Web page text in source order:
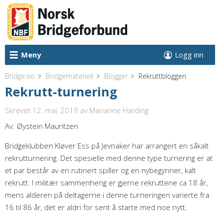
Meny Logg inn
Bridge.no Bridgemateriell Blogger Rekruttbloggen
Rekrutt-turnering
Skrevet 12. mai, 2019 av Marianne Harding
Av: Øystein Mauritzen
Bridgeklubben Kløver Ess på Jevnaker har arrangert en såkalt
rekrutturnering. Det spesielle med denne type turnering er at
et par består av en rutinert spiller og en nybegynner, kalt
rekrutt. I militær sammenheng er gjerne rekruttene ca 18 år,
mens alderen på deltagerne i denne turneringen varierte fra
16 til 86 år, det er aldri for sent å starte med noe nytt.